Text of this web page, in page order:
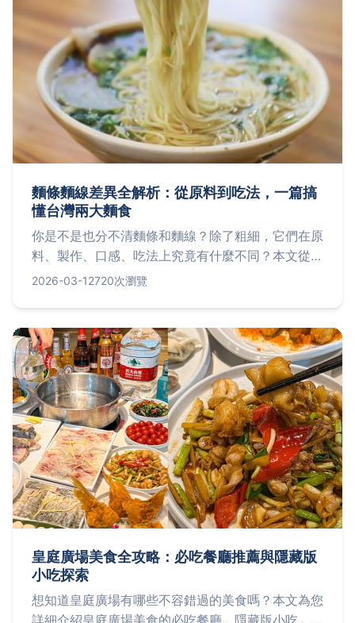
麵條麵線差異全解析：從原料到吃法，一篇搞
懂台灣兩大麵食
你是不是也分不清麵條和麵線？除了粗細，它們在原
料、製作、口感、吃法上究竟有什麼不同？本文從麵
粉選擇、製作工藝到經典食譜，帶你徹底了解這兩種
2026-03-12720次瀏覽
皇庭廣場美食全攻略：必吃餐廳推薦與隱藏版
小吃探索
想知道皇庭廣場有哪些不容錯過的美食嗎？本文為您
詳細介紹皇庭廣場美食的必吃餐廳、隱藏版小吃、用